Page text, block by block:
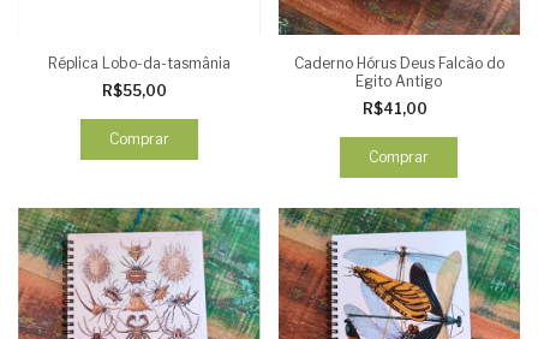
Réplica Lobo-da-tasmânia
R$55,00
Caderno Hórus Deus Falcão do
Egito Antigo
R$41,00
Comprar